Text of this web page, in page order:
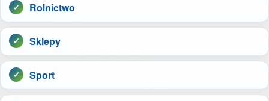
Rolnictwo
Sklepy
Sport